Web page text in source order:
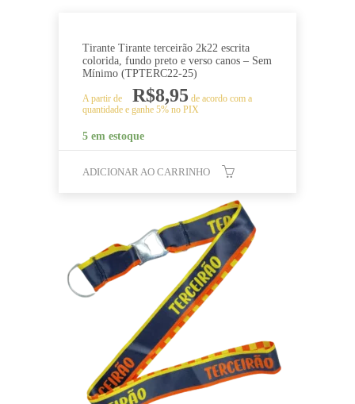
Tirante Tirante terceirão 2k22 escrita
colorida, fundo preto e verso canos – Sem
Mínimo (TPTERC22-25)
A partir de R$8,95 de acordo com a
quantidade e ganhe 5% no PIX
5 em estoque
ADICIONAR AO CARRINHO